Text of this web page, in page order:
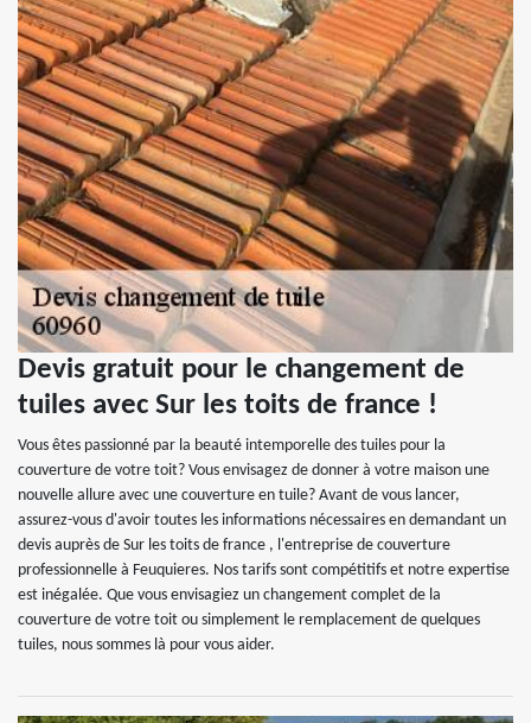
Devis gratuit pour le changement de
tuiles avec Sur les toits de france !
Vous êtes passionné par la beauté intemporelle des tuiles pour la
couverture de votre toit? Vous envisagez de donner à votre maison une
nouvelle allure avec une couverture en tuile? Avant de vous lancer,
assurez-vous d'avoir toutes les informations nécessaires en demandant un
devis auprès de Sur les toits de france , l'entreprise de couverture
professionnelle à Feuquieres. Nos tarifs sont compétitifs et notre expertise
est inégalée. Que vous envisagiez un changement complet de la
couverture de votre toit ou simplement le remplacement de quelques
tuiles, nous sommes là pour vous aider.